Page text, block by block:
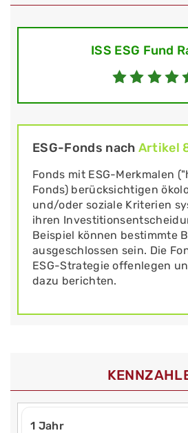
ISS ESG Fund
ESG-Fonds nach Artikel
Fonds mit ESG-Merkmalen
Fonds) berücksichtigen
und/oder soziale Kriterien
ihren
Beispiel können bestimmte
ausgeschlossen sein. Die
ESG-Strategie offenlegen
dazu berichten.
1 Jahr